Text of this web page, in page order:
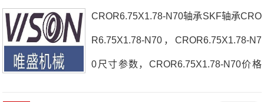
CROR6.75X1.78-N70轴承SKF轴承CRO
R6.75X1.78-N70，CROR6.75X1.78-N7
0尺寸参数，CROR6.75X1.78-N70价格